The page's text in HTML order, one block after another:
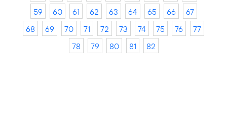
59
60 61 62 63 64 65 66
67
68
69 70 71 72 73 74 75 76
77
78
79 80 81 82